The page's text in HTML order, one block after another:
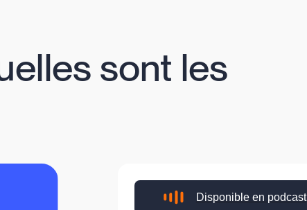
sont les
Disponible en podcast